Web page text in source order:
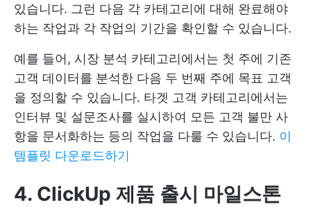
있습니다. 그런 다음 각 카테고리에 대해 완료해야
하는 작업과 각 작업의 기간을 확인할 수 있습니다.
예를 들어, 시장 분석 카테고리에서는 첫 주에 기존
고객 데이터를 분석한 다음 두 번째 주에 목표 고객
을 정의할 수 있습니다. 타겟 고객 카테고리에서는
인터뷰 및 설문조사를 실시하여 모든 고객 불만 사
항을 문서화하는 등의 작업을 다룰 수 있습니다. 이
템플릿 다운로드하기
4. ClickUp 제품 출시 마일스톤